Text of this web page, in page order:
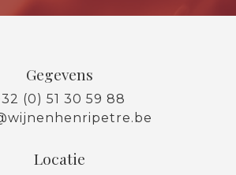
Gegevens
(0) 51 30 59 88
Locatie